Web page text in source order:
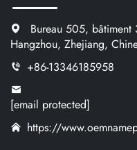
Bureau 505,
Hangzhou, Zhejiang,
+86-13346185958
[email protected]
https://